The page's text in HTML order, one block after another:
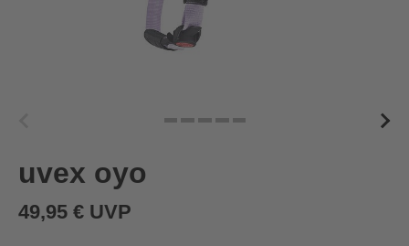
uvex oyo
49,95 € UVP